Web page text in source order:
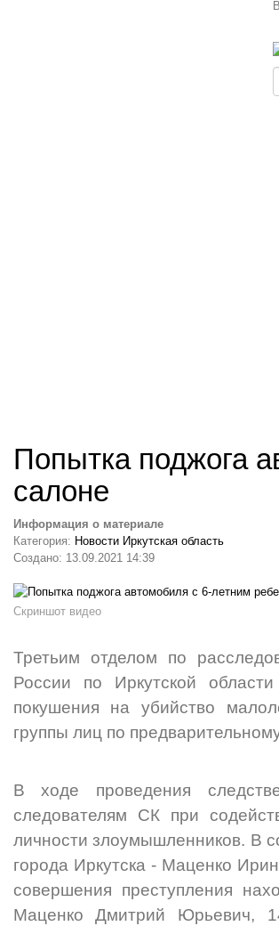
Попытка поджога
салоне
Информация о материале
Категория: Новости Иркутская область
Создано: 13.09.2021 14:39
Скриншот видео
Третьим отделом по
России по Иркутской
покушения на убийство
группы лиц по
В ходе проведения
следователям СК при
личности злоумышленников. В
города Иркутска - Маценко
совершения преступления
Маценко Дмитрий Юрьевич,